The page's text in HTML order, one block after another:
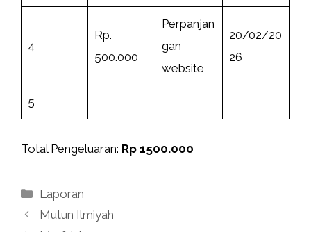
4
Rp.
500.000
Perpanjan
gan
website
20/02/20
26
5
Total Pengeluaran: Rp 1500.000
Kategori
Laporan
Mutun Ilmiyah